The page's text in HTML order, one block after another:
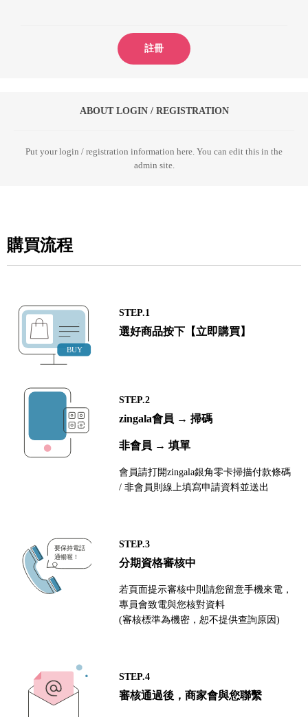
註冊
ABOUT LOGIN / REGISTRATION
Put your login / registration information here. You can edit this in the
admin site.
購買流程
STEP.1
選好商品按下【立即購買】
STEP.2
zingala會員 → 掃碼
非會員 → 填單
會員請打開zingala銀角零卡掃描付款條碼
/ 非會員則線上填寫申請資料並送出
STEP.3
分期資格審核中
若頁面提示審核中則請您留意手機來電，
專員會致電與您核對資料
(審核標準為機密，恕不提供查詢原因)
STEP.4
審核通過後，商家會與您聯繫